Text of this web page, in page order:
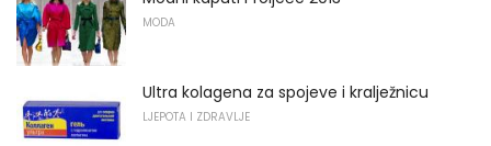
MODA
Ultra kolagena za spojeve i kralježnicu
LJEPOTA I ZDRAVLJE